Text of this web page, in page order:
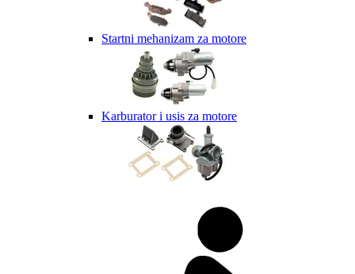
Startni mehanizam za motore
Karburator i usis za motore